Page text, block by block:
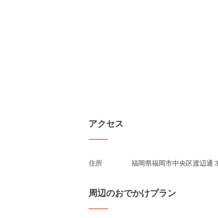
アクセス
住所 福岡県福岡市中央区渡辺通
周辺のおでかけプラン